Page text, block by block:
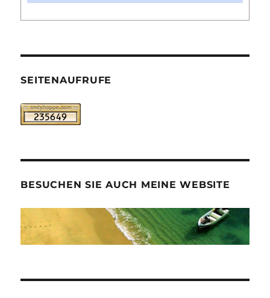
SEITENAUFRUFE
BESUCHEN SIE AUCH MEINE WEBSITE